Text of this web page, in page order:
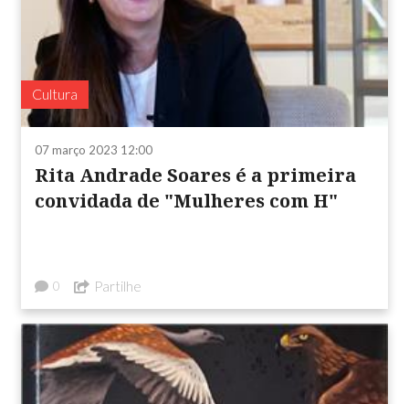
Cultura
07 março 2023 12:00
Rita Andrade Soares é a primeira
convidada de "Mulheres com H"
0 Partilhe